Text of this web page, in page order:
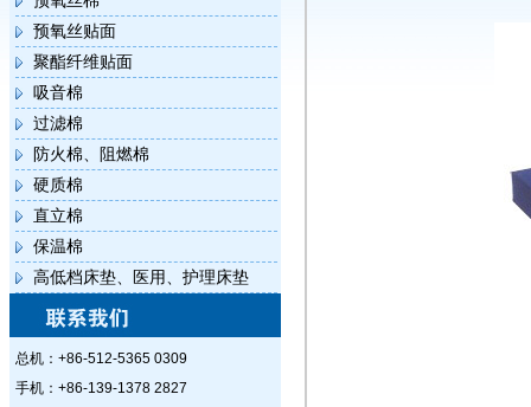
预氧丝贴面
聚酯纤维贴面
吸音棉
过滤棉
防火棉、阻燃棉
硬质棉
直立棉
保温棉
高低档床垫、医用、护理床垫
总机：+86-512-5365 0309
手机：+86-139-1378 2827